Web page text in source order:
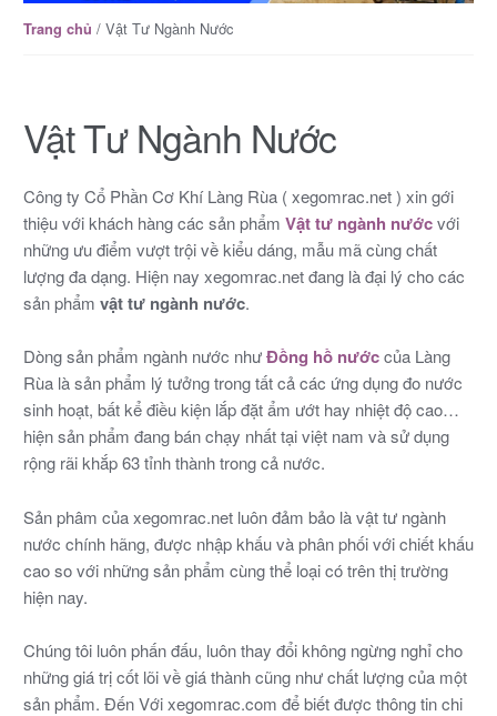
Trang chủ / Vật Tư Ngành Nước
Vật Tư Ngành Nước
Công ty Cổ Phần Cơ Khí Làng Rùa ( xegomrac.net ) xin gới
thiệu với khách hàng các sản phẩm Vật tư ngành nướcvới
những ưu điểm vượt trội về kiểu dáng, mẫu mã cùng chất
lượng đa dạng. Hiện nay xegomrac.net đang là đại lý cho các
sản phẩm vật tư ngành nước.
Dòng sản phẩm ngành nước nhưĐồng hồ nướccủa Làng
Rùa là sản phẩm lý tưởng trong tất cả các ứng dụng đo nước
sinh hoạt, bất kể điều kiện lắp đặt ẩm ướt hay nhiệt độ cao…
hiện sản phẩm đang bán chạy nhất tại việt nam và sử dụng
rộng rãi khắp 63 tỉnh thành trong cả nước.
Sản phâm của xegomrac.net luôn đảm bảo là vật tư ngành
nước chính hãng, được nhập khấu và phân phối với chiết khấu
cao so với những sản phẩm cùng thể loại có trên thị trường
hiện nay.
Chúng tôi luôn phấn đấu, luôn thay đổi không ngừng nghỉ cho
những giá trị cốt lõi về giá thành cũng như chất lượng của một
sản phẩm. Đến Với xegomrac.com để biết được thông tin chi